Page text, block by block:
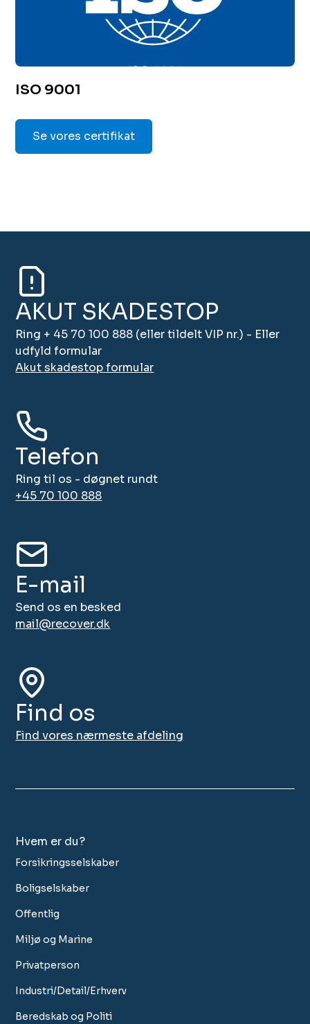
ISO 9001
Se vores certifikat
AKUT SKADESTOP
Ring + 45 70 100 888 (eller tildelt VIP nr.) - Eller
udfyld formular
Akut skadestop formular
Telefon
Ring til os - døgnet rundt
+45 70 100 888
E-mail
Send os en besked
mail@recover.dk
Find os
Find vores nærmeste afdeling
Hvem er du?
Forsikringsselskaber
Boligselskaber
Offentlig
Miljø og Marine
Privatperson
Industri/Detail/Erhverv
Beredskab og Politi